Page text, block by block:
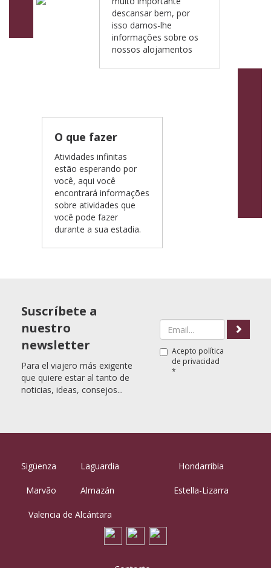
descansar bem, por
isso damos-lhe
informações sobre os
nossos alojamentos
O que fazer
Atividades infinitas
estão esperando por
você, aqui você
encontrará informações
sobre atividades que
você pode fazer
durante a sua estadia.
Suscríbete a
nuestro
newsletter
Para el viajero más exigente
que quiere estar al tanto de
noticias, ideas, consejos...
Acepto política
de privacidad
*
Sigüenza Laguardia
Marvão Almazán
Valencia de Alcántara
Hondarribia
Estella-Lizarra